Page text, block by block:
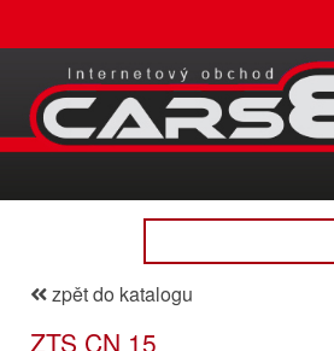
zpět do katalogu
ZTS CN 15